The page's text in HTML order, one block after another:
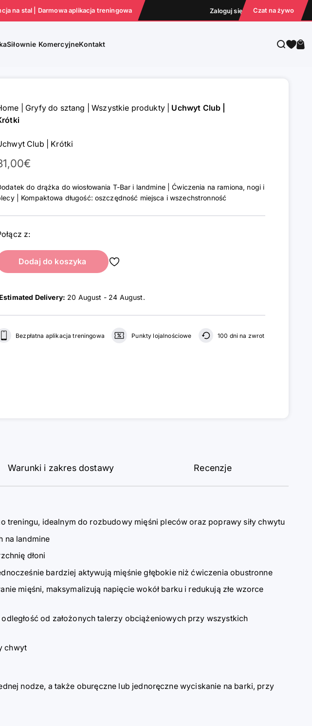
na stal | Darmowa aplikacja treningowa Zaloguj się Czat na żywo
Siłownie KomercyjneKontakt Szukaj
Gryfy do sztang Wszystkie produkty
Uchwyt Club |
Club | Krótki
promocyjna
do drążka do wiosłowania T-Bar i landmine | Ćwiczenia na ramiona, nogi i
| Kompaktowa długość: oszczędność miejsca i wszechstronność
z:
Dodaj do koszyka
Estimated Delivery: 20 August - 24 August.
Bezpłatna aplikacja treningowa Punkty lojalnościowe 100 dni na zwrot
treningu, idealnym do rozbudowy mięśni pleców oraz poprawy siły chwytu
na landmine
dłoni
bardziej aktywują mięśnie głębokie niż ćwiczenia obustronne
mięśni, maksymalizują napięcie wokół barku i redukują złe wzorce
od założonych talerzy obciążeniowych przy wszystkich
chwyt
nodze, a także oburęczne lub jednoręczne wyciskanie na barki, przy
Warunki i zakres dostawy Recenzje